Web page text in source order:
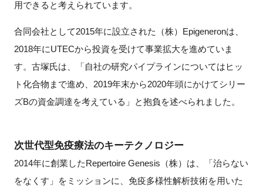
用できると考えられています。
合同会社として2015年に設立された（株）Epigeneronは、
2018年にUTECから投資を受けて事業拡大を進めていま
す。古塚氏は、「自社の研究パイプラインについてはヒッ
ト化合物まで進め、2019年末から2020年頭にかけてシリー
ズBの資金調達を考えている」と抱負を述べられました。
次世代型免疫療法のキーテクノロジー
2014年に創業したRepertoire Genesis（株）は、「治らない
をなくす」をミッションに、免疫多様性解析技術を用いた